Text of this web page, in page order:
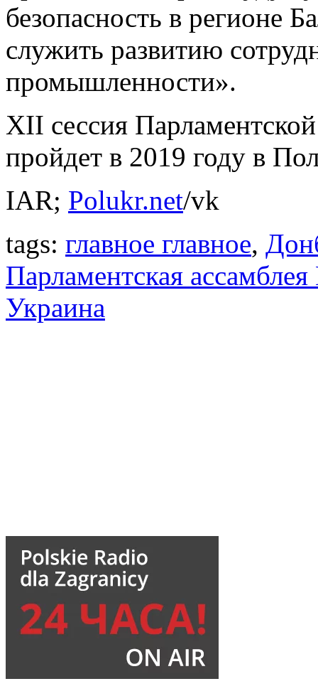
безопасность в регионе
служить развитию
промышленности».
XII сессия
пройдет в 2019 году в
IAR; Polukr.net/vk
tags: главное главное,
Парламентская
Украина